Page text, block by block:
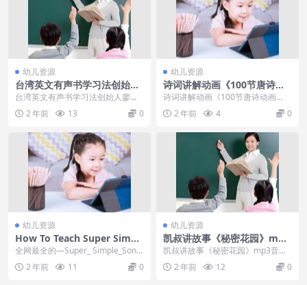
幼儿资源
台湾英文有声书学习法创始人
廖彩杏推荐–宝宝英语启蒙经
台湾英文有声书学习法创始人廖彩
杏推荐–宝宝英语启蒙经典歌谣̵...
2 年前 13 0
幼儿资源
诗词讲解动画《100节唐诗动
画课》全100集下载
诗词讲解动画《100节唐诗动画
课》全100集下载内容简介：如果
将中国传统文化看成...
2 年前 4 0
幼儿资源
How To Teach Super Simpl
e Songs系列，66个外教高清
教学视频，启蒙首选！
全网最全的—Super_ Simple_Song
s出品的How To Teach...
2 年前 11 0
幼儿资源
凯叔讲故事《秘密花园》mp3
音频故事
凯叔讲故事《秘密花园》mp3音频
故事 《秘密花园》是近百年来畅销
不衰的经典儿童小...
2 年前 12 0